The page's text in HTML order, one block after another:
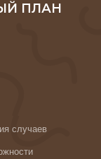
ПЛАН
случаев